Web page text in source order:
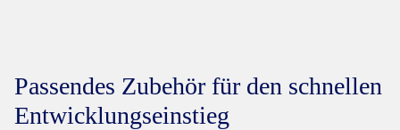
Passendes Zubehör für den schnellen
Entwicklungseinstieg